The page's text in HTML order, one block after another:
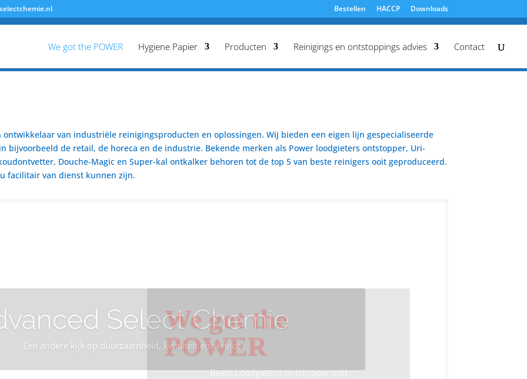
Bestellen HACCP Downloads
We got the POWER Hygiene Papier Producten Reinigings en ontstoppings advies Contact
ontwikkelaar van industriële reinigingsproducten en oplossingen. Wij bieden een eigen lijn gespecialiseerde
bijvoorbeeld de retail, de horeca en de industrie. Bekende merken als Power loodgieters ontstopper, Uri-
Douche-Magic en Super-kal ontkalker behoren tot de top 5 van beste reinigers ooit geproduceerd.
facilitair van dienst kunnen zijn.
Select Chemie
Een andere kijk op duurzaamheid, kwaliteit en service
We got the
POWER
Beste Loodgieters ontstopper ooit